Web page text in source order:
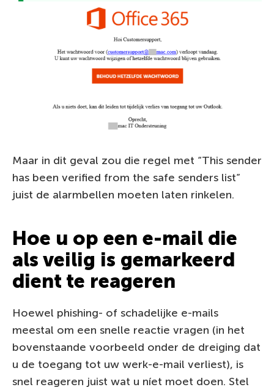
Maar in dit geval zou die regel met “This sender
has been verified from the safe senders list”
juist de alarmbellen moeten laten rinkelen.
Hoe u op een e-mail die
als veilig is gemarkeerd
dient te reageren
Hoewel phishing- of schadelijke e-mails
meestal om een snelle reactie vragen (in het
bovenstaande voorbeeld onder de dreiging dat
u de toegang tot uw werk-e-mail verliest), is
snel reageren juist wat u níet moet doen. Stel